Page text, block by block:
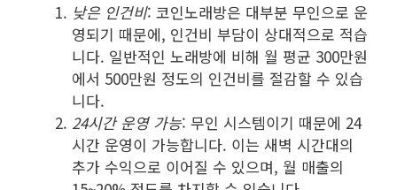
낮은 인건비: 코인노래방은 대부분 무인으로 운
영되기 때문에, 인건비 부담이 상대적으로 적습
니다. 일반적인 노래방에 비해 월 평균 300만원
에서 500만원 정도의 인건비를 절감할 수 있습
니다.
24시간 운영 가능: 무인 시스템이기 때문에 24
시간 운영이 가능합니다. 이는 새벽 시간대의
추가 수익으로 이어질 수 있으며, 월 매출의